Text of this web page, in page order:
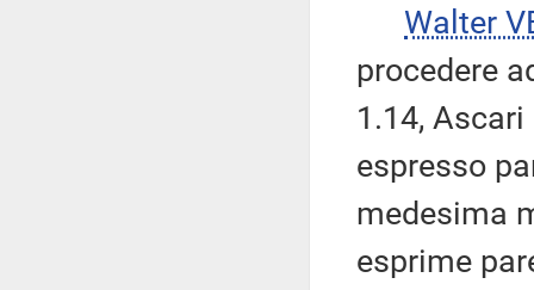
Walter
procedere
1.14,
espresso
medesima
esprime